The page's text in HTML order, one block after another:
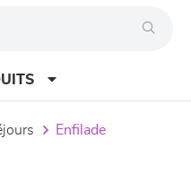
enfilade